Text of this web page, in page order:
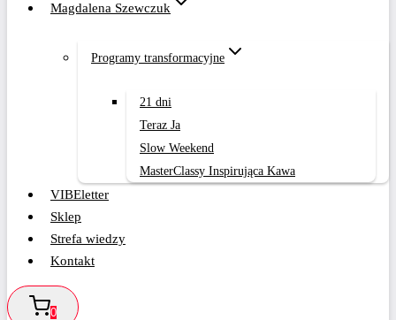
Magdalena Szewczuk
Programy transformacyjne
21 dni
Teraz Ja
Slow Weekend
MasterClassy Inspirująca Kawa
VIBEletter
Sklep
Strefa wiedzy
Kontakt
0